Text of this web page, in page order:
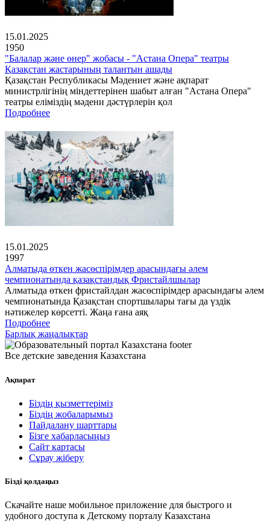
15.01.2025
1950
"Балалар және өнер" жобасы - "Астана Опера" театры
Қазақстан жастарының талантын ашады
Қазақстан Республикасы Мәдениет және ақпарат
министрлігінің міндеттерінен шабыт алған "Астана Опера"
театры еліміздің мәдени дәстүрлерін қол
Подробнее
15.01.2025
1997
Алматыда өткен жасөспірімдер арасындағы әлем
чемпионатында қазақстандық Фристайлшылар
Алматыда өткен фристайлдан жасөспірімдер арасындағы әлем
чемпионатында Қазақстан спортшылары тағы да үздік
нәтижелер көрсетті. Жаңа ғана аяқ
Подробнее
Барлық жаңалықтар
Все детские заведения Казахстана
Ақпарат
Біздің қызметтеріміз
Біздің жобаларымыз
Пайдалану шарттары
Бізге хабарласыңыз
Сайт картасы
Сұрау жіберу
Бізді қолдаңыз
Скачайте наше мобильное приложение для быстрого и
удобного доступа к Детскому порталу Казахстана